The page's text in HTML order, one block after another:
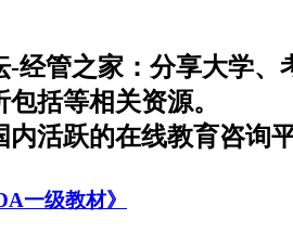
-经管之家：分享大学
括等相关资源。
内活跃的在线教育咨询
一级教材》